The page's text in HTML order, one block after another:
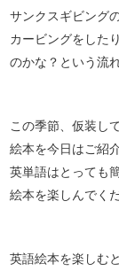
サンクスギビング
カービングをした
のかな？という流
この季節、仮装し
絵本を今日はご紹
英単語はとっても
絵本を楽しんでく
英語絵本を楽しむ